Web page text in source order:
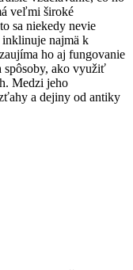
veľmi široké
sa niekedy nevie
najmä k
ho aj fungovanie
spôsoby, ako využiť
Medzi jeho
a dejiny od antiky